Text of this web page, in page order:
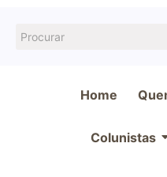
Home
Colunistas